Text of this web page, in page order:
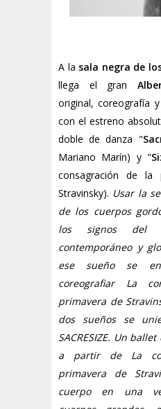
A la sala negra de
llega el gran
original, coreografía
con el estreno
doble de danza "
Mariano Marín) y "
consagración de la
Stravinsky). Usar la
de los cuerpos
los signos del
contemporáneo y
ese sueño se
coreografiar La
primavera de
dos sueños se
SACRESIZE. Un
a partir de La
primavera de
cuerpo en una